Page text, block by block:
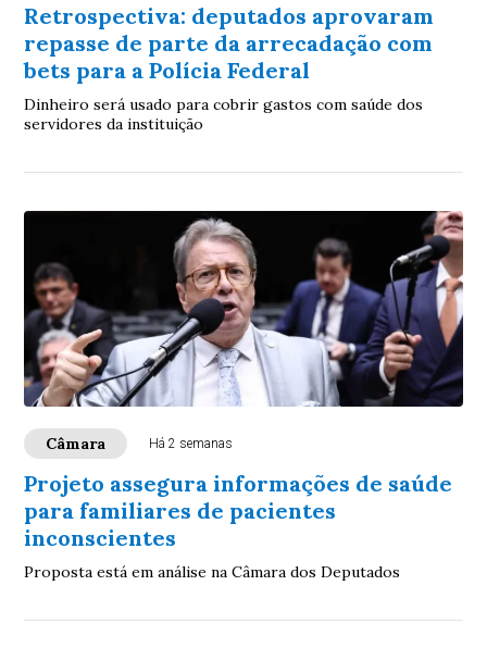
Retrospectiva: deputados aprovaram
repasse de parte da arrecadação com
bets para a Polícia Federal
Dinheiro será usado para cobrir gastos com saúde dos
servidores da instituição
Câmara Há 2 semanas
Projeto assegura informações de saúde
para familiares de pacientes
inconscientes
Proposta está em análise na Câmara dos Deputados